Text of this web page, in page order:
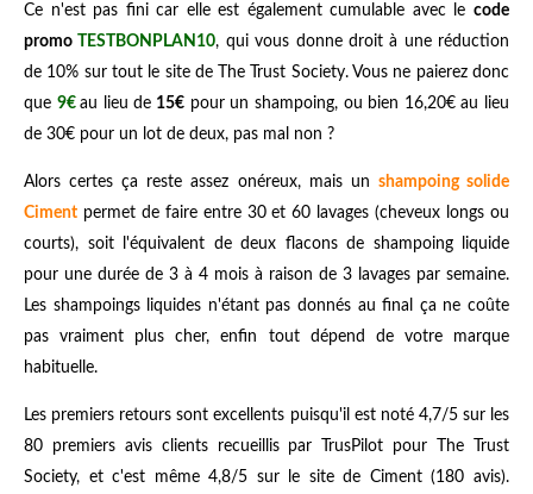
Ce n'est pas fini car elle est également cumulable avec le code
promo
TESTBONPLAN10, qui vous donne droit à une réduction
de 10% sur tout le site de The Trust Society. Vous ne paierez donc
que 9€ au lieu de 15€ pour un shampoing, ou bien 16,20€ au lieu
de 30€ pour un lot de deux, pas mal non ?
Alors certes ça reste assez onéreux, mais un shampoing solide
Ciment permet de faire entre 30 et 60 lavages (cheveux longs ou
courts), soit l'équivalent de deux flacons de shampoing liquide
pour une durée de 3 à 4 mois à raison de 3 lavages par semaine.
Les shampoings liquides n'étant pas donnés au final ça ne coûte
pas vraiment plus cher, enfin tout dépend de votre marque
habituelle.
Les premiers retours sont excellents puisqu'il est noté 4,7/5 sur les
80 premiers avis clients recueillis par TrusPilot pour The Trust
Society, et c'est même 4,8/5 sur le site de Ciment (180 avis).